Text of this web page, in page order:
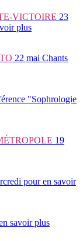
VICTOIRE 23
plus
22 mai Chants
"Sophrologie
19
pour en savoir
savoir plus